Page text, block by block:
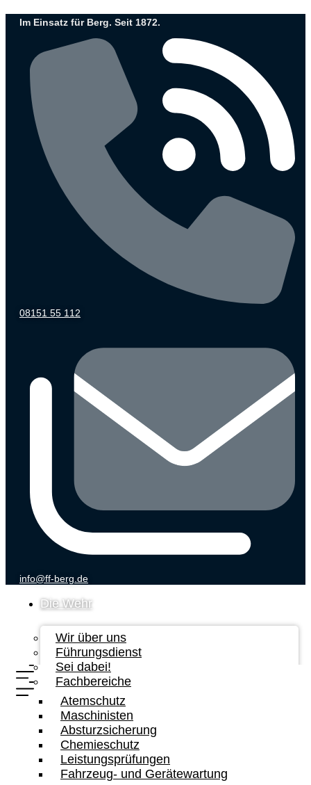
InhaltIm Einsatz für Berg. Seit 1872.
08151 55 112
info@ff-berg.de
Die Wehr
Wir über uns
Führungsdienst
Sei dabei!
Fachbereiche
Atemschutz
Maschinisten
Absturzsicherung
Chemieschutz
Leistungsprüfungen
Fahrzeug- und Gerätewartung